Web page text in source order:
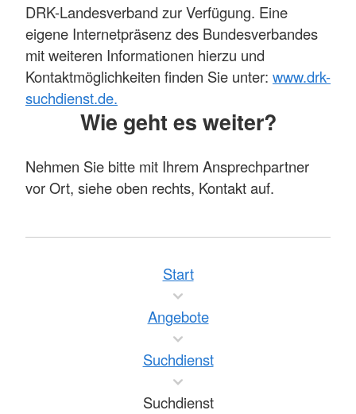
DRK-Landesverband zur Verfügung. Eine
eigene Internetpräsenz des Bundesverbandes
mit weiteren Informationen hierzu und
Kontaktmöglichkeiten finden Sie unter: www.drk-
suchdienst.de.
Wie geht es weiter?
Nehmen Sie bitte mit Ihrem Ansprechpartner
vor Ort, siehe oben rechts, Kontakt auf.
Start
Angebote
Suchdienst
Suchdienst